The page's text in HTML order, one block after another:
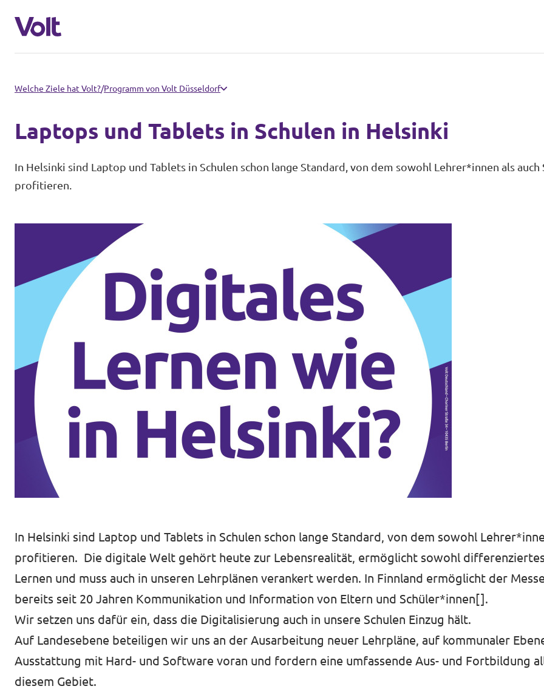
Volt in Nordrhein-Westfalen
Website von Volt NRW
Volt in Deutschland
Website
Volt in deinem Bundesland
Volt Deutschland Merchandise Shop
Programm
Über Volt
Neuigkeiten
Unsere Events
Startseite Volt Düsseldorf
Mach mit!
Volt DUS Hochschulgruppe
Deine Spende für Volt!
Presse
Transparenz
Datenschutz
Welche Ziele hat Volt?/Programm von Volt Düsseldorf
Laptops und Tablets in Schulen in Helsinki
In Helsinki sind Laptop und Tablets in Schulen schon lange Standard, von dem sowohl Lehrer*innen als
profitieren.
In Helsinki sind Laptop und Tablets in Schulen schon lange Standard, von dem sowohl
profitieren. Die digitale Welt gehört heute zur Lebensrealität, ermöglicht sowohl differenziertes
Lernen und muss auch in unseren Lehrplänen verankert werden. In Finnland ermöglicht der
bereits seit 20 Jahren Kommunikation und Information von Eltern und Schüler*innen[].
Wir setzen uns dafür ein, dass die Digitalisierung auch in unsere Schulen Einzug hält.
Auf Landesebene beteiligen wir uns an der Ausarbeitung neuer Lehrpläne, auf kommunaler
Ausstattung mit Hard- und Software voran und fordern eine umfassende Aus- und Fortbildung
diesem Gebiet.